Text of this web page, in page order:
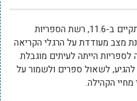
לקראת חגיגת הספרים הגדולה שתתקיים ב-11.6, רשת הספריות
מצב מעודדת על הרגלי הקריאה
הייתה לעיתים מוגבלת
לשאול ספרים ולשמור על
הקהילה.